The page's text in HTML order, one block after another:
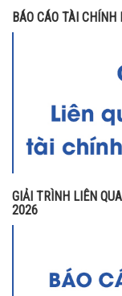
BÁO CÁO TÀI
GIẢI TRÌNH LIÊN
2026